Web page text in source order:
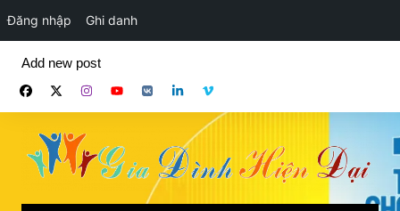
Đăng nhập Ghi danh
phần
Add new post